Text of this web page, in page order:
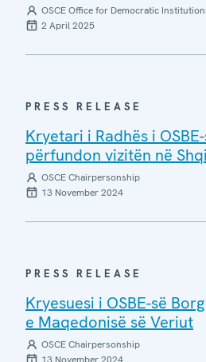
OSCE Office for Democratic
2 April 2025
PRESS RELEASE
Kryetari i Radhës i
përfundon vizitën në
OSCE Chairpersonship
13 November 2024
PRESS RELEASE
Kryesuesi i OSBE-së
e Maqedonisë së Veriut
OSCE Chairpersonship